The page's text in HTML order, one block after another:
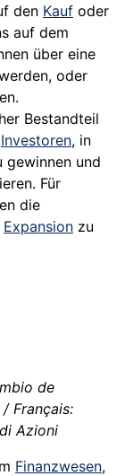
den Kauf oder
auf dem
über eine
oder
Bestandteil
Investoren, in
gewinnen und
Für
die
Expansion zu
de
Français:
Azioni
Finanzwesen,